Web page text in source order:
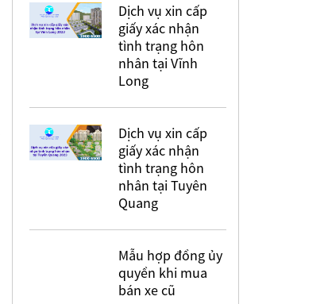
Dịch vụ xin cấp
giấy xác nhận
tình trạng hôn
nhân tại Vĩnh
Long
Dịch vụ xin cấp
giấy xác nhận
tình trạng hôn
nhân tại Tuyên
Quang
Mẫu hợp đồng ủy
quyền khi mua
bán xe cũ